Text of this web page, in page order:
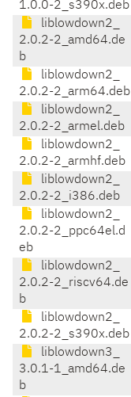
1.0.0-2_s390x.deb
liblowdown2_
2.0.2-2_amd64.de
b
liblowdown2_
2.0.2-2_arm64.deb
liblowdown2_
2.0.2-2_armel.deb
liblowdown2_
2.0.2-2_armhf.deb
liblowdown2_
2.0.2-2_i386.deb
liblowdown2_
2.0.2-2_ppc64el.d
eb
liblowdown2_
2.0.2-2_riscv64.de
b
liblowdown2_
2.0.2-2_s390x.deb
liblowdown3_
3.0.1-1_amd64.de
b